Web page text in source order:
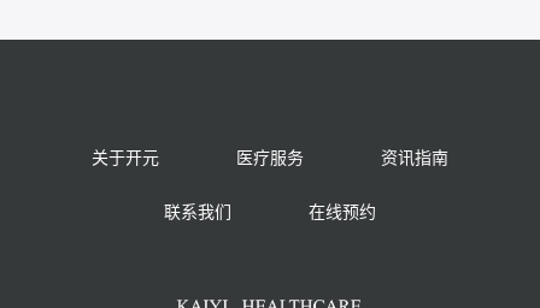
关于开元 医疗服务 资讯指南
联系我们 在线预约